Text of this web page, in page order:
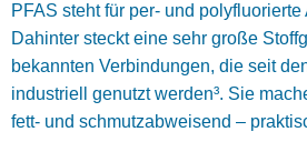
PFAS steht für per- und
Dahinter steckt eine sehr große
bekannten Verbindungen, die seit
industriell genutzt werden³. Sie
fett- und schmutzabweisend –